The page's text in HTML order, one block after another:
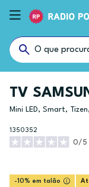
TV
Mini LED, Smart,
1350352
0/5
-10% em talão